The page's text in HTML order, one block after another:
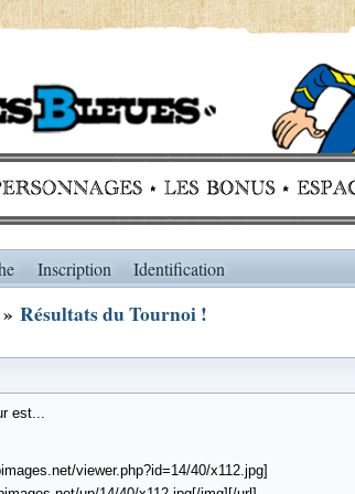
Inscription Identification
» Résultats du Tournoi !
est...
viewer.php?id=14/40/x112.jpg]